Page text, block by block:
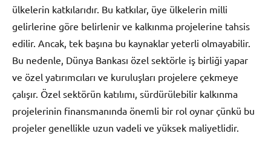
ülkelerin katkılarıdır. Bu katkılar, üye ülkelerin milli
gelirlerine göre belirlenir ve kalkınma projelerine tahsis
edilir. Ancak, tek başına bu kaynaklar yeterli olmayabilir.
Bu nedenle, Dünya Bankası özel sektörle iş birliği yapar
ve özel yatırımcıları ve kuruluşları projelere çekmeye
çalışır. Özel sektörün katılımı, sürdürülebilir kalkınma
projelerinin finansmanında önemli bir rol oynar çünkü bu
projeler genellikle uzun vadeli ve yüksek maliyetlidir.